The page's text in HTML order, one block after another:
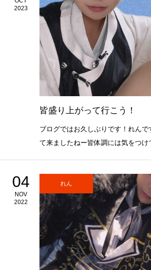
2023
皆盛り上がって行こう！
ブログではお久しぶりです！れんで
て来ましたねー皆体調には気をつけ
04
NOV
2022
れん